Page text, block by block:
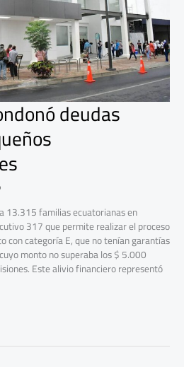
deudas
13.315 familias ecuatorianas en
317 que permite realizar el proceso
con categoría E, que no tenían garantías
monto no superaba los $ 5.000
Este alivio financiero representó